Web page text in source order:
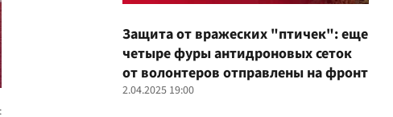
Защита от вражеских "птичек": еще
четыре фуры антидроновых сеток
от волонтеров отправлены на фронт
2.04.2025 19:00